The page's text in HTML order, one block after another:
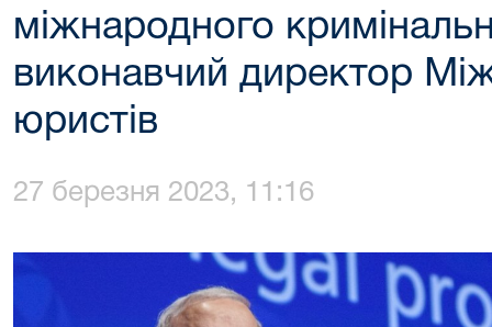
міжнародного
виконавчий директор
юристів
27 березня 2023, 11:16